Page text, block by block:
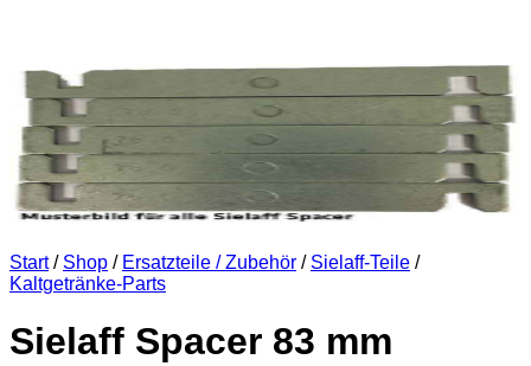
Start / Shop / Ersatzteile / Zubehör / Sielaff-Teile /
Kaltgetränke-Parts
Sielaff Spacer 83 mm